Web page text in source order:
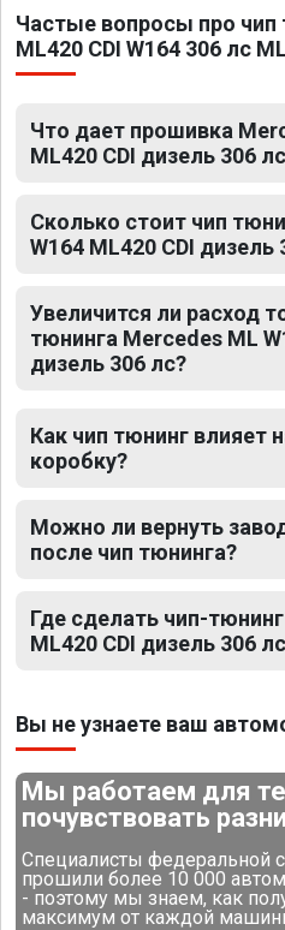
Частые вопросы про чип
ML420 CDI W164 306 лс ML
Что дает прошивка
ML420 CDI дизель 306
Сколько стоит чип
W164 ML420 CDI дизель
Увеличится ли расход
тюнинга Mercedes ML
дизель 306 лс?
Как чип тюнинг влияет
коробку?
Можно ли вернуть
после чип тюнинга?
Где сделать чип-
ML420 CDI дизель 306
Вы не узнаете ваш
Мы работаем для
почувствовать
Специалисты федеральной
прошили более 10 000
- поэтому мы знаем, как
максимум от каждой